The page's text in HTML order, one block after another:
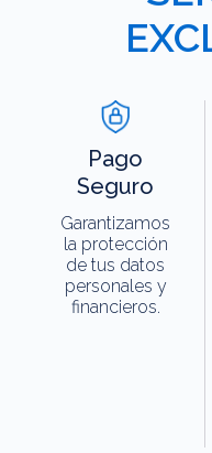
Pago
Seguro
Garantizamos
la protección
de tus datos
personales y
financieros.